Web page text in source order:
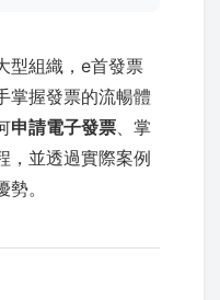
型組織，e首發票
掌握發票的流暢體
申請電子發票、掌
，並透過實際案例
。